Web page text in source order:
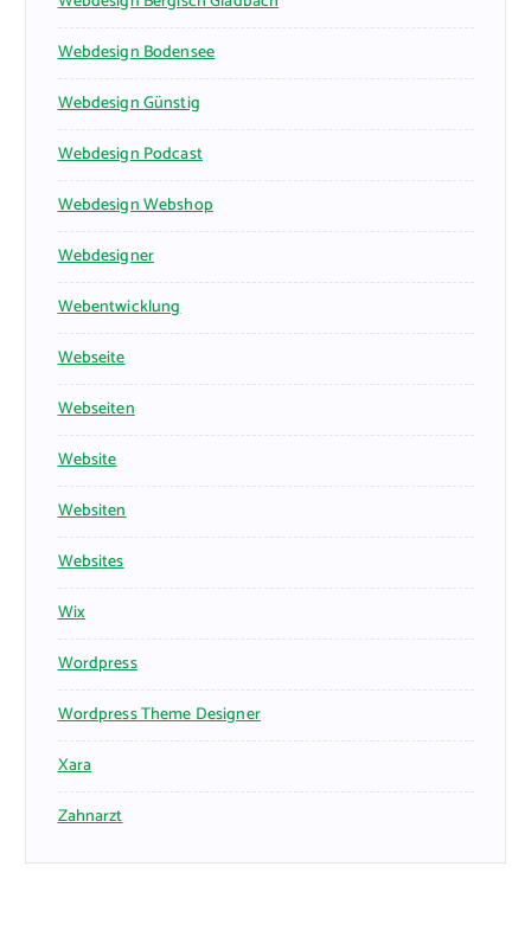
Webdesign Bodensee
Webdesign Günstig
Webdesign Podcast
Webdesign Webshop
Webdesigner
Webentwicklung
Webseite
Webseiten
Website
Websiten
Websites
Wix
Wordpress
Wordpress Theme Designer
Xara
Zahnarzt